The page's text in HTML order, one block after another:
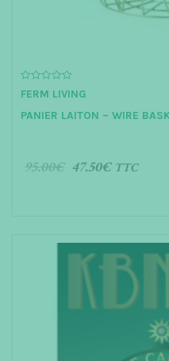
o
t
FERM LIVING
PANIER LAITON – WIRE
95.00€ 47.50€ TTC